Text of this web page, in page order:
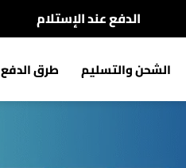
شحن مجاني لجميع أنحاء المغرب
الشحن والتسليم طرق الدفع